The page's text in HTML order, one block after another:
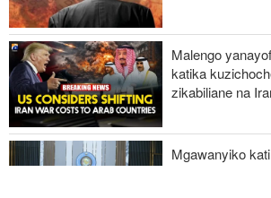
UN: Watoto zaidi ya 300 wamefariki dunia
kuanza mlipuko huo huko Kongo
Ansarullah: Baraza la Usalama la UN
maazimio yake hayana thamani
Russia yashambulia eneo la kutengeneza
la mafuta la Ukraine huko Kyiv
Malengo
katika
zikabiliane na
Mgawanyiko